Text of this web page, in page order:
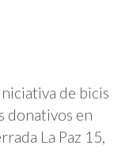
de bicis
donativos en
La Paz 15,